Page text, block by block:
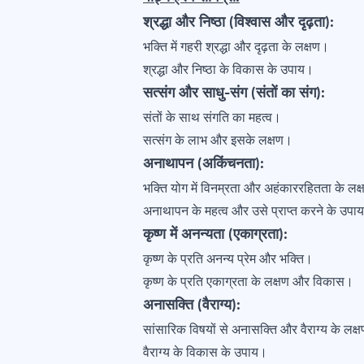
श्रद्धा और निष्ठा (विश्वास और दृढ़ता):
भक्ति में गहरी श्रद्धा और दृढ़ता के लक्षण।
श्रद्धा और निष्ठा के विकास के उपाय।
सत्संग और साधु-संग (संतों का संग):
संतों के साथ संगति का महत्व।
सत्संग के लाभ और इसके लक्षण।
अनाथापन (अकिंचनता):
भक्ति योग में विनम्रता और अहंकाररहितता के
अनाथापन के महत्व और उसे प्राप्त करने के
कृष्ण में अनन्यता (एकाग्रता):
कृष्ण के प्रति अनन्य प्रेम और भक्ति।
कृष्ण के प्रति एकाग्रता के लक्षण और विकास।
अनासक्ति (वैराग्य):
सांसारिक विषयों से अनासक्ति और वैराग्य के
वैराग्य के विकास के उपाय।